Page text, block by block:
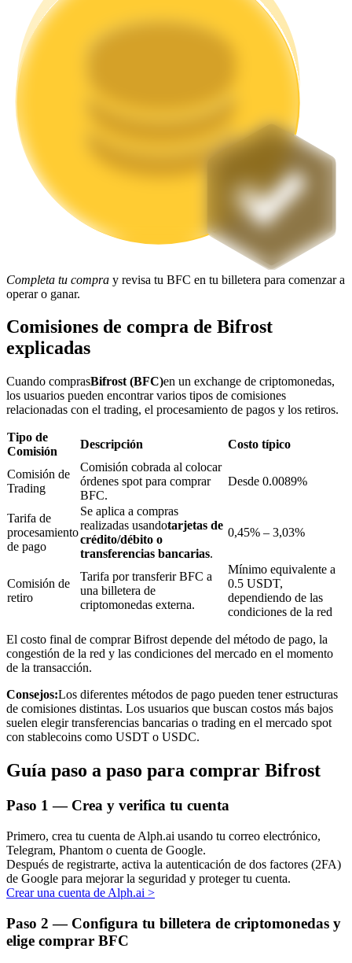
Launchpool
Participación flexible para ganar tokens populares
Bloqueos BTR
Inversiones exclusivas para titulares de BTR
Préstamos
Obtenga ganancias a largo plazo e intereses flexibles
Completa tu compra y revisa tu BFC en tu billetera para comenzar a
operar o ganar.
Comisiones de compra de Bifrost
explicadas
Cuando comprasBifrost (BFC)en un exchange de criptomonedas,
los usuarios pueden encontrar varios tipos de comisiones
relacionadas con el trading, el procesamiento de pagos y los retiros.
Tipo de
Comisión
Descripción Costo típico
Comisión de
Trading
Comisión cobrada al colocar
órdenes spot para comprar
BFC.
Desde 0.0089%
Tarifa de
procesamiento
de pago
Se aplica a compras
realizadas usandotarjetas de
crédito/débito o
transferencias bancarias.
0,45% – 3,03%
Comisión de
retiro
Tarifa por transferir BFC a
una billetera de
criptomonedas externa.
Mínimo equivalente a
0.5 USDT,
dependiendo de las
condiciones de la red
El costo final de comprar Bifrost depende del método de pago, la
congestión de la red y las condiciones del mercado en el momento
de la transacción.
Consejos:Los diferentes métodos de pago pueden tener estructuras
de comisiones distintas. Los usuarios que buscan costos más bajos
suelen elegir transferencias bancarias o trading en el mercado spot
con stablecoins como USDT o USDC.
Guía paso a paso para comprar Bifrost
Paso 1 — Crea y verifica tu cuenta
Primero, crea tu cuenta de Alph.ai usando tu correo electrónico,
Telegram, Phantom o cuenta de Google.
Después de registrarte, activa la autenticación de dos factores (2FA)
de Google para mejorar la seguridad y proteger tu cuenta.
Crear una cuenta de Alph.ai >
Paso 2 — Configura tu billetera de criptomonedas y
elige comprar BFC